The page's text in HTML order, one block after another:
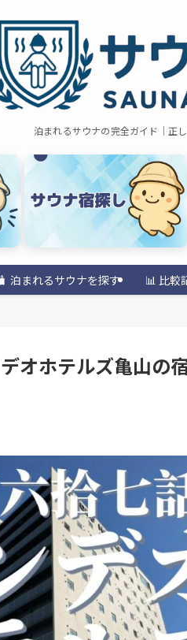
泊まれるサウナの完全ガイド｜正
🧳 泊まれるサウナを探す 📊 比較
オホテルズ亀山の